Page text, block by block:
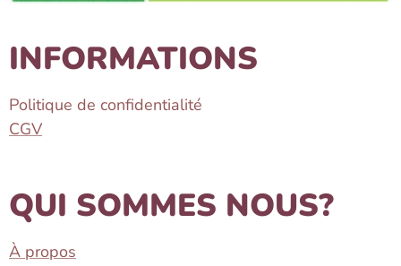
INFORMATIONS
Politique de confidentialité
CGV
QUI SOMMES NOUS?
À propos